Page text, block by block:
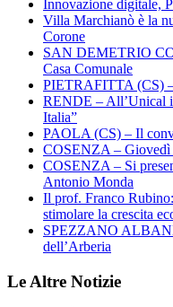
Innovazione digitale,
Villa Marchianò è la
Corone
SAN DEMETRIO
Casa Comunale
PIETRAFITTA (CS)
RENDE – All’Unical
Italia”
PAOLA (CS) – Il
COSENZA – Giovedì
COSENZA – Si
Antonio Monda
Il prof. Franco
stimolare la crescita
SPEZZANO
dell’Arberia
Le Altre Notizie